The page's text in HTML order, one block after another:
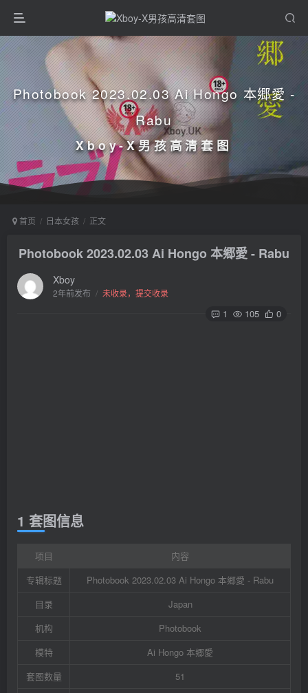
Photobook 2023.02.03 Ai Hongo 本郷愛 -
Rabu
Xboy-X男孩高清套图
首页 日本女孩 正文
Photobook 2023.02.03 Ai Hongo 本郷愛 - Rabu
Xboy
2年前发布 / 未收录，提交收录
1 105 0
1 套图信息
项目
内容
专辑标题
Photobook 2023.02.03 Ai Hongo 本郷愛 - Rabu
目录
Japan
机构
Photobook
模特
Ai Hongo 本郷愛
套图数量
51